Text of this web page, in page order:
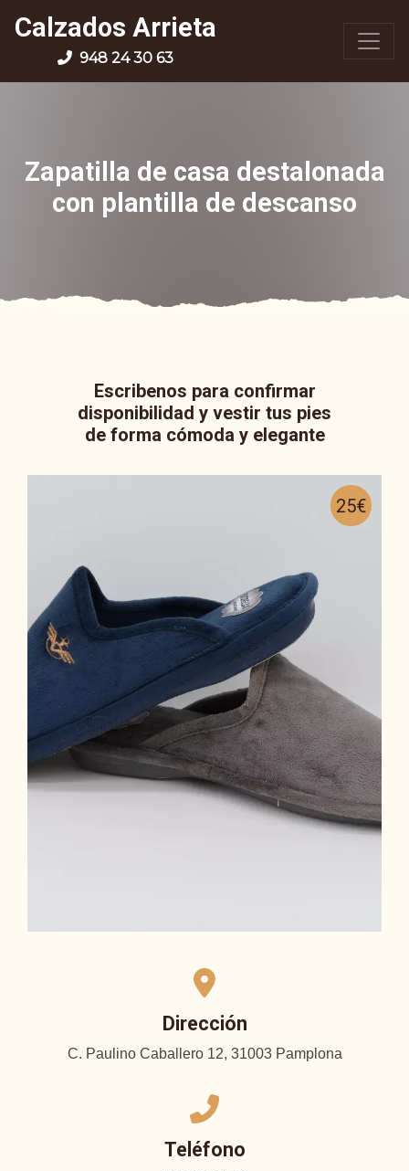
Calzados Arrieta
948 24 30 63
Zapatilla de casa destalonada
con plantilla de descanso
Escribenos para confirmar
disponibilidad y vestir tus pies
de forma cómoda y elegante
25€
Dirección
C. Paulino Caballero 12, 31003 Pamplona
Teléfono